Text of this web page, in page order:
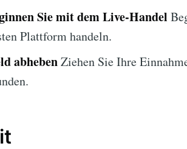
Sie mit dem Live-Handel
Plattform handeln.
abhebenZiehen Sie Ihre